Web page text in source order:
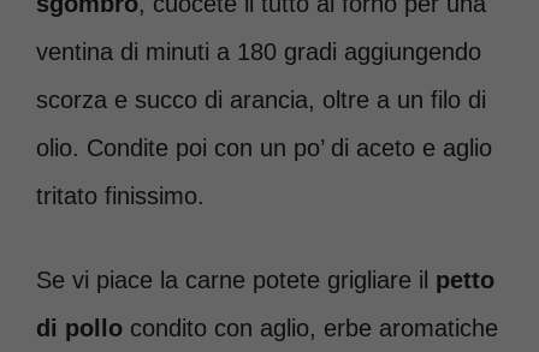
ventina di minuti a 180 gradi aggiungendo
scorza e succo di arancia, oltre a un filo di
olio. Condite poi con un po’ di aceto e aglio
tritato finissimo.
Se vi piace la carne potete grigliare il petto
di pollo condito con aglio, erbe aromatiche